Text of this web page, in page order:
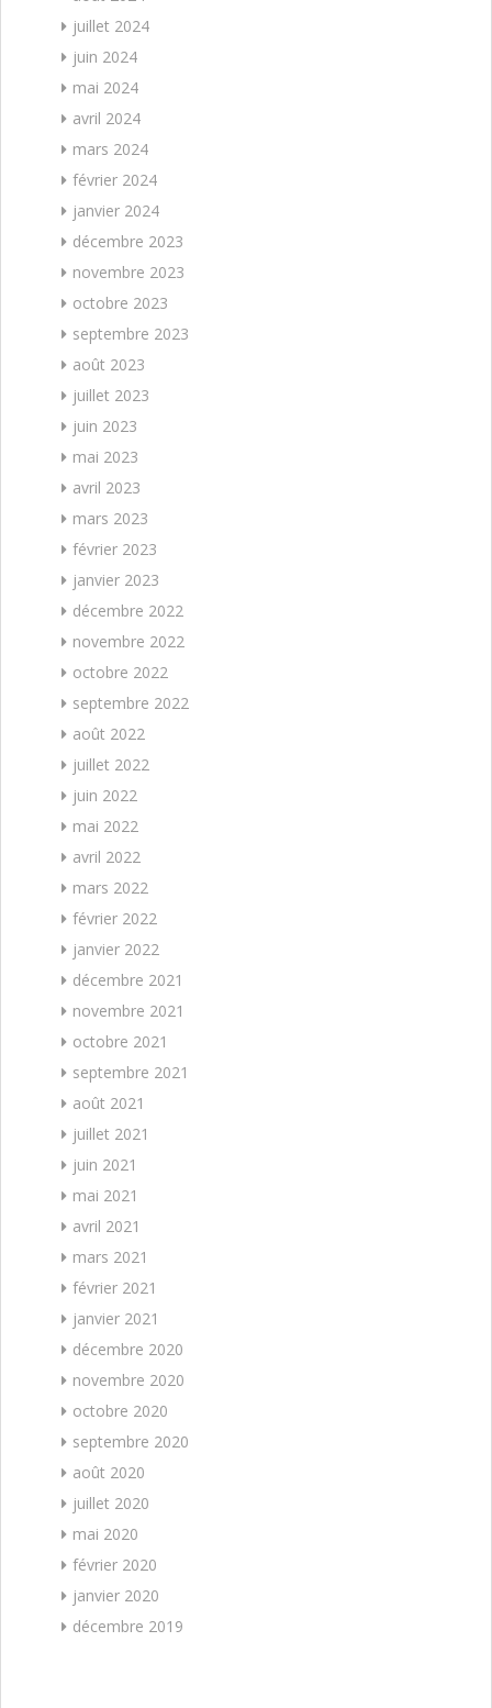
juillet 2024
juin 2024
mai 2024
avril 2024
mars 2024
février 2024
janvier 2024
décembre 2023
novembre 2023
octobre 2023
septembre 2023
août 2023
juillet 2023
juin 2023
mai 2023
avril 2023
mars 2023
février 2023
janvier 2023
décembre 2022
novembre 2022
octobre 2022
septembre 2022
août 2022
juillet 2022
juin 2022
mai 2022
avril 2022
mars 2022
février 2022
janvier 2022
décembre 2021
novembre 2021
octobre 2021
septembre 2021
août 2021
juillet 2021
juin 2021
mai 2021
avril 2021
mars 2021
février 2021
janvier 2021
décembre 2020
novembre 2020
octobre 2020
septembre 2020
août 2020
juillet 2020
mai 2020
février 2020
janvier 2020
décembre 2019